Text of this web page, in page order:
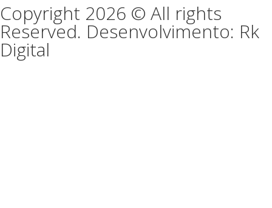
Copyright 2026 © All rights
Reserved. Desenvolvimento: Rk
Digital